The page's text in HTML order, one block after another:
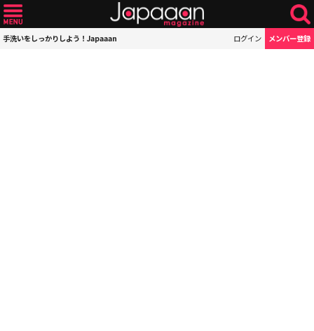
手洗いをしっかりしよう！Japaaan ログイン メンバー登録